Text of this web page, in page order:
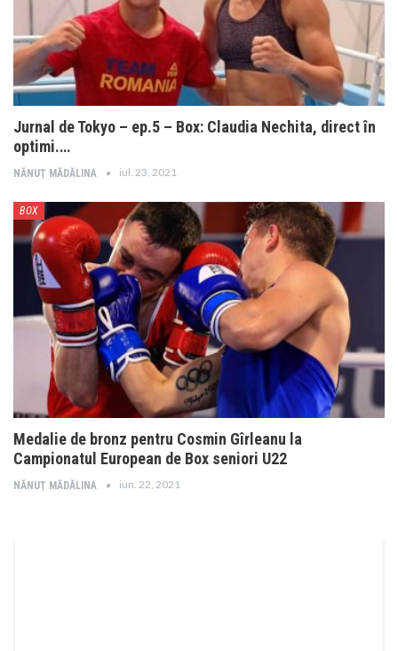
Jurnal de Tokyo – ep.5 – Box: Claudia Nechita, direct în
optimi.…
NĂNUȚ MĂDĂLINA iul. 23, 2021
BOX
Medalie de bronz pentru Cosmin Gîrleanu la
Campionatul European de Box seniori U22
NĂNUȚ MĂDĂLINA iun. 22, 2021